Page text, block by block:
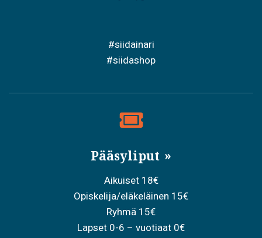
#siidainari
#siidashop
Pääsyliput
Aikuiset 18€
Opiskelija/eläkeläinen 15€
Ryhmä 15€
Lapset 0-6 – vuotiaat 0€